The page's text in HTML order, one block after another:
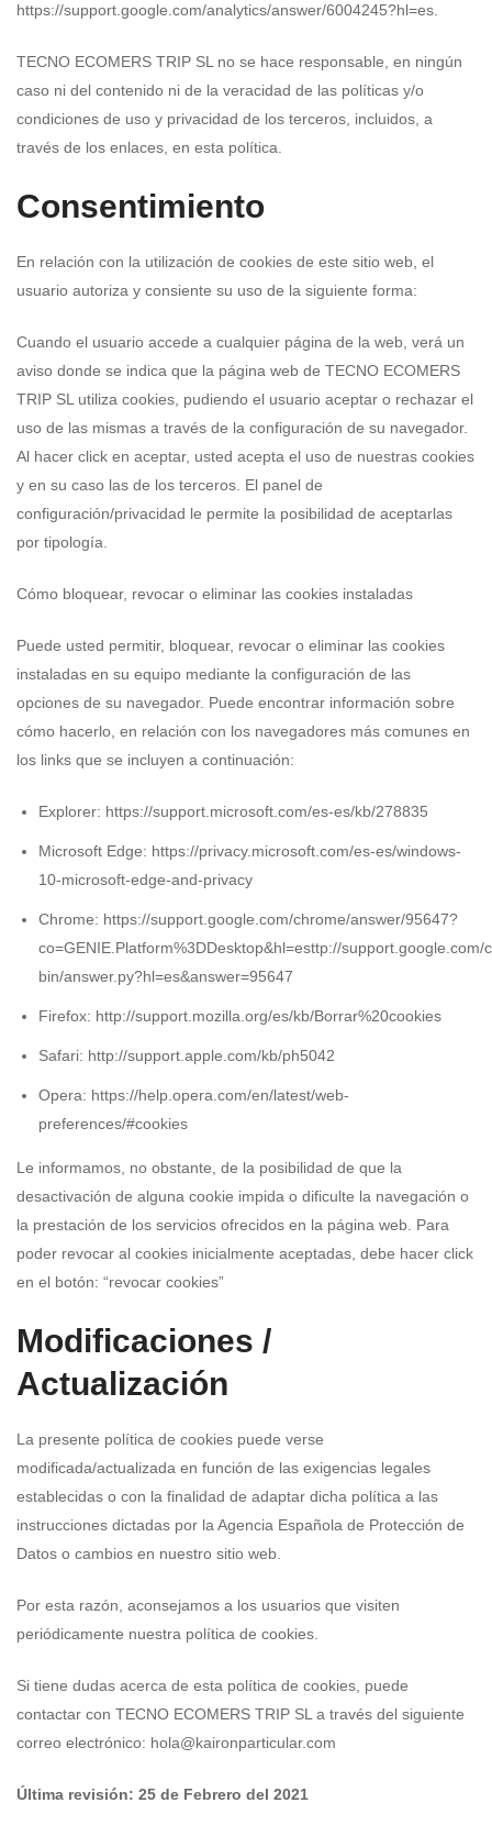
https://support.google.com/analytics/answer/6004245?hl=es.
TECNO ECOMERS TRIP SL no se hace responsable, en ningún
caso ni del contenido ni de la veracidad de las políticas y/o
condiciones de uso y privacidad de los terceros, incluidos, a
través de los enlaces, en esta política.
Consentimiento
En relación con la utilización de cookies de este sitio web, el
usuario autoriza y consiente su uso de la siguiente forma:
Cuando el usuario accede a cualquier página de la web, verá un
aviso donde se indica que la página web de TECNO ECOMERS
TRIP SL utiliza cookies, pudiendo el usuario aceptar o rechazar el
uso de las mismas a través de la configuración de su navegador.
Al hacer click en aceptar, usted acepta el uso de nuestras cookies
y en su caso las de los terceros. El panel de
configuración/privacidad le permite la posibilidad de aceptarlas
por tipología.
Cómo bloquear, revocar o eliminar las cookies instaladas
Puede usted permitir, bloquear, revocar o eliminar las cookies
instaladas en su equipo mediante la configuración de las
opciones de su navegador. Puede encontrar información sobre
cómo hacerlo, en relación con los navegadores más comunes en
los links que se incluyen a continuación:
Explorer: https://support.microsoft.com/es-es/kb/278835
Microsoft Edge: https://privacy.microsoft.com/es-es/windows-
10-microsoft-edge-and-privacy
Chrome: https://support.google.com/chrome/answer/95647?
co=GENIE.Platform%3DDesktop&hl=esttp://support.google.com/
bin/answer.py?hl=es&answer=95647
Firefox: http://support.mozilla.org/es/kb/Borrar%20cookies
Safari: http://support.apple.com/kb/ph5042
Opera: https://help.opera.com/en/latest/web-
preferences/#cookies
Le informamos, no obstante, de la posibilidad de que la
desactivación de alguna cookie impida o dificulte la navegación o
la prestación de los servicios ofrecidos en la página web. Para
poder revocar al cookies inicialmente aceptadas, debe hacer click
en el botón: “revocar cookies”
Modificaciones /
Actualización
La presente política de cookies puede verse
modificada/actualizada en función de las exigencias legales
establecidas o con la finalidad de adaptar dicha política a las
instrucciones dictadas por la Agencia Española de Protección de
Datos o cambios en nuestro sitio web.
Por esta razón, aconsejamos a los usuarios que visiten
periódicamente nuestra política de cookies.
Si tiene dudas acerca de esta política de cookies, puede
contactar con TECNO ECOMERS TRIP SL a través del siguiente
correo electrónico: hola@kaironparticular.com
Última revisión: 25 de Febrero del 2021